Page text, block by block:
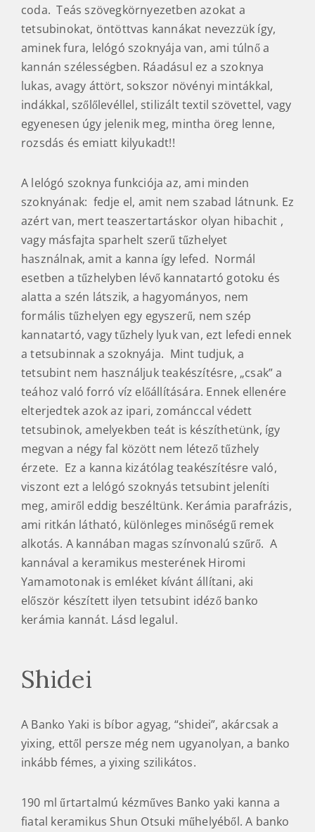
coda. Teás szövegkörnyezetben azokat a
tetsubinokat, öntöttvas kannákat nevezzük így,
aminek fura, lelógó szoknyája van, ami túlnő a
kannán szélességben. Ráadásul ez a szoknya
lukas, avagy áttört, sokszor növényi mintákkal,
indákkal, szőlőlevéllel, stilizált textil szövettel, vagy
egyenesen úgy jelenik meg, mintha öreg lenne,
rozsdás és emiatt kilyukadt!!
A lelógó szoknya funkciója az, ami minden
szoknyának: fedje el, amit nem szabad látnunk. Ez
azért van, mert teaszertartáskor olyan hibachit ,
vagy másfajta sparhelt szerű tűzhelyet
használnak, amit a kanna így lefed. Normál
esetben a tűzhelyben lévő kannatartó gotoku és
alatta a szén látszik, a hagyományos, nem
formális tűzhelyen egy egyszerű, nem szép
kannatartó, vagy tűzhely lyuk van, ezt lefedi ennek
a tetsubinnak a szoknyája. Mint tudjuk, a
tetsubint nem használjuk teakészítésre, „csak” a
teához való forró víz előállítására. Ennek ellenére
elterjedtek azok az ipari, zománccal védett
tetsubinok, amelyekben teát is készíthetünk, így
megvan a négy fal között nem létező tűzhely
érzete. Ez a kanna kizátólag teakészítésre való,
viszont ezt a lelógó szoknyás tetsubint jeleníti
meg, amiről eddig beszéltünk. Kerámia parafrázis,
ami ritkán látható, különleges minőségű remek
alkotás. A kannában magas színvonalú szűrő. A
kannával a keramikus mesterének Hiromi
Yamamotonak is emléket kívánt állítani, aki
először készített ilyen tetsubint idéző banko
kerámia kannát. Lásd legalul.
Shidei
A Banko Yaki is bíbor agyag, “shidei”, akárcsak a
yixing, ettől persze még nem ugyanolyan, a banko
inkább fémes, a yixing szilikátos.
190 ml űrtartalmú kézműves Banko yaki kanna a
fiatal keramikus Shun Otsuki műhelyéből. A banko